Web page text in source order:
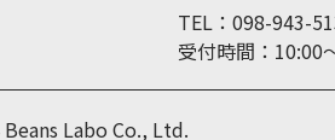
TEL：098-943-
受付時間：10:00
Labo Co., Ltd.